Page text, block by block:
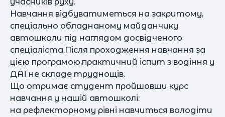
учасників руху.
Навчання відбуватиметься на закритому,
спеціально обладнаному майданчику
автошколи під наглядом досвідченого
спеціаліста.Після проходження навчання за
цією програмою,практичний іспит з водіння у
ДАЇ не складе труднощів.
Що отримає студент пройшовши курс
навчання у нашій автошколі:
на рефлекторному рівні навчиться володіти